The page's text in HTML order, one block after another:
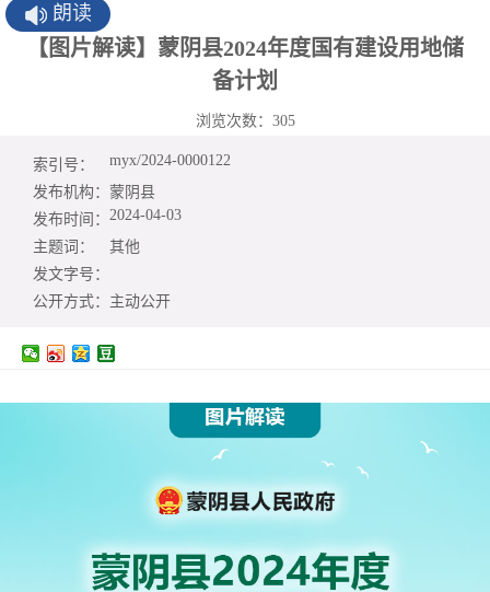
朗读
【图片解读】蒙阴县2024年度国有建设用地储
备计划
浏览次数： 305
索引号：
myx/2024-0000122
发布机构： 蒙阴县
发布时间： 2024-04-03
主题词：
其他
发文字号：
公开方式： 主动公开